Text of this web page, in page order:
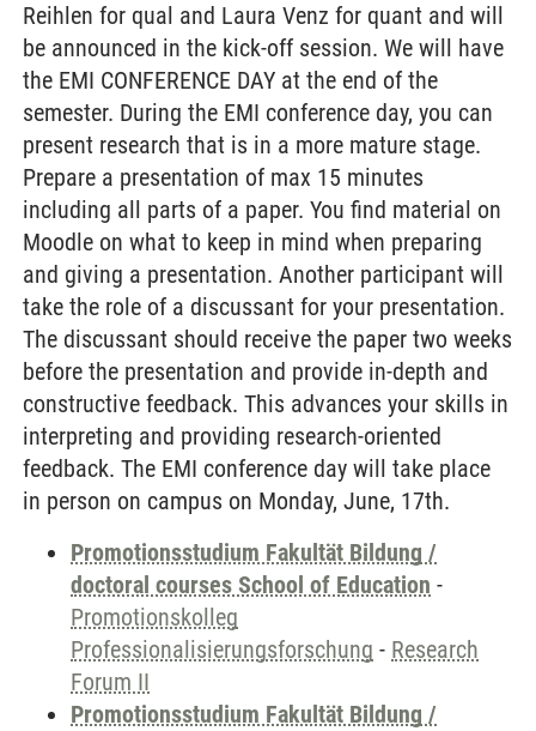
Reihlen for qual and Laura Venz for quant and will
be announced in the kick-off session. We will have
the EMI CONFERENCE DAY at the end of the
semester. During the EMI conference day, you can
present research that is in a more mature stage.
Prepare a presentation of max 15 minutes
including all parts of a paper. You find material on
Moodle on what to keep in mind when preparing
and giving a presentation. Another participant will
take the role of a discussant for your presentation.
The discussant should receive the paper two weeks
before the presentation and provide in-depth and
constructive feedback. This advances your skills in
interpreting and providing research-oriented
feedback. The EMI conference day will take place
in person on campus on Monday, June, 17th.
Promotionsstudium Fakultät Bildung /
doctoral courses School of Education -
Promotionskolleg
Professionalisierungsforschung - Research
Forum II
Promotionsstudium Fakultät Bildung /